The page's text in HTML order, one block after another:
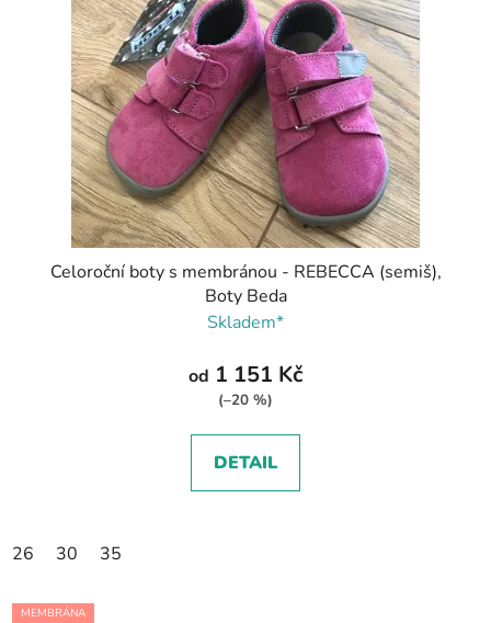
Celoroční boty s membránou - REBECCA (semiš),
Boty Beda
Skladem*
od 1 151 Kč
(–20 %)
DETAIL
26 30 35
MEMBRÁNA